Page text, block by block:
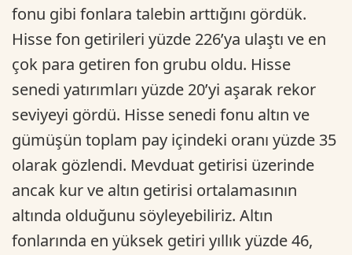
fonu gibi fonlara talebin arttığını gördük.
Hisse fon getirileri yüzde 226’ya ulaştı ve en
çok para getiren fon grubu oldu. Hisse
senedi yatırımları yüzde 20’yi aşarak rekor
seviyeyi gördü. Hisse senedi fonu altın ve
gümüşün toplam pay içindeki oranı yüzde 35
olarak gözlendi. Mevduat getirisi üzerinde
ancak kur ve altın getirisi ortalamasının
altında olduğunu söyleyebiliriz. Altın
fonlarında en yüksek getiri yıllık yüzde 46,